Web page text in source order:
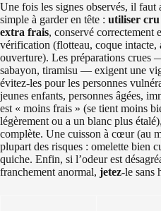
Une fois les signes observés, il faut
simple à garder en tête : utiliser cru
extra frais, conservé correctement
vérification (flotteau, coque intacte,
ouverture). Les préparations crues
sabayon, tiramisu — exigent une
évitez-les pour les personnes
jeunes enfants, personnes âgées,
est « moins frais » (se tient moins
légèrement ou a un blanc plus
complète. Une cuisson à cœur (au
plupart des risques : omelette bien
quiche. Enfin, si l’odeur est
franchement anormal, jetez-le sans